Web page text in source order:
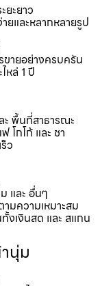
ะยาว
ยและหลากหลายรูป
ายอย่างครบครัน
หล่ 1 ปี
ะ พื้นที่สาธารณะ
โกโก้ และ ชา
ว
และ อื่นๆ
มความเหมาะสม
งเงินสด และ สแกน
นุ่ม